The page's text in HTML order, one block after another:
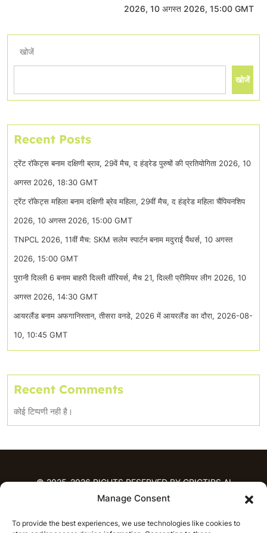
Manage Consent
To provide the best experiences, we use technologies like cookies to
2026, 10 अगस्त 2026, 15:00 GMT
खोजें
खोजें
Recent Posts
ट्रेंट रॉकेट्स बनाम दक्षिणी ब्राव, 29वें मैच, द हंड्रेड पुरुषों की प्रतियोगिता 2026, 10
अगस्त 2026, 18:30 GMT
ट्रेंट रॉकेट्स महिला बनाम दक्षिणी ब्रेव महिला, 29वीं मैच, द हंड्रेड महिला चैंपियनशिप
2026, 10 अगस्त 2026, 15:00 GMT
TNPCL 2026, 11वीं मैच: SKM सलेम स्पार्टन बनाम मदुराई पैंथर्स, 10 अगस्त
2026, 15:00 GMT
पुरानी दिल्ली 6 बनाम बाहरी दिल्ली वॉरियर्स, मैच 21, दिल्ली प्रीमियर लीग 2026, 10
अगस्त 2026, 14:30 GMT
आयरलैंड बनाम अफगानिस्तान, तीसरा वनडे, 2026 में आयरलैंड का दौरा, 2026-08-
10, 10:45 GMT
Recent Comments
कोई टिप्पणी नही है।
© 2025-2026 RIGHTS RESERVED BY CRICTIPS.AI
भविष्यवाणियाँ